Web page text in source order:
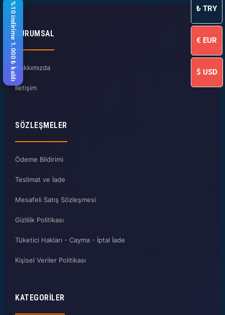
KURUMSAL
Hakkımızda
İletişim
SÖZLEŞMELER
Ödeme Bildirimi
Teslimat ve İade
Mesafeli Satış Sözleşmesi
Gizlilik Politikası
Tüketici Hakları - Cayma - İptal İade
Kişisel Veriler Politikası
KATEGORILER
%10 indirime 1.000 ₺ kaldı ₺ TRY
€ EUR
$ USD